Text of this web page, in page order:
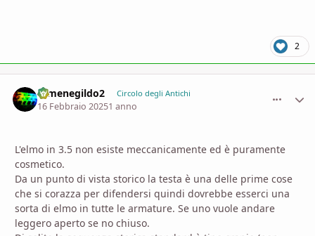
2
Ermenegildo2 Circolo degli Antichi
16 Febbraio 20251 anno
L'elmo in 3.5 non esiste meccanicamente ed è puramente
cosmetico.
Da un punto di vista storico la testa è una delle prime cose
che si corazza per difendersi quindi dovrebbe esserci una
sorta di elmo in tutte le armature. Se uno vuole andare
leggero aperto se no chiuso.